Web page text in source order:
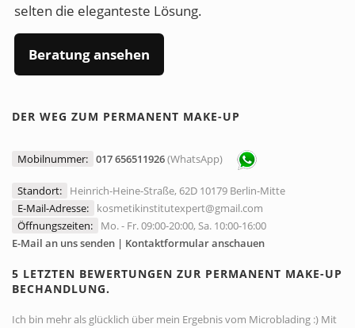
selten die eleganteste Lösung.
Beratung ansehen
DER WEG ZUM PERMANENT MAKE-UP
Mobilnummer: 017 656511926(WhatsApp)
Standort:
Heinrich-Heine-Straße, 62D 10179 Berlin-Mitte
E-Mail-Adresse:
kosmetikinstitutexpert@gmail.com
Öffnungszeiten:
Mo. - Fr. 09:00-20:00, Sa. 10:00-16:00
E-Mail an uns senden | Kontaktformular anschauen
5 LETZTEN BEWERTUNGEN ZUR PERMANENT MAKE-UP
BECHANDLUNG.
Ich bin mehr als glücklich über mein Ergebnis vom Microblading :) Mit